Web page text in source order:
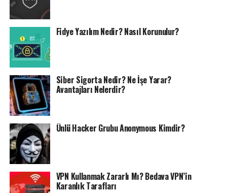
Fidye Yazılım Nedir? Nasıl Korunulur?
Siber Sigorta Nedir? Ne İşe Yarar?
Avantajları Nelerdir?
Ünlü Hacker Grubu Anonymous Kimdir?
VPN Kullanmak Zararlı Mı? Bedava VPN’in
Karanlık Tarafları